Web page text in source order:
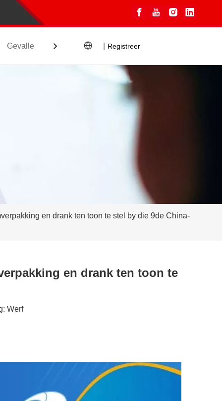
Gevalle Blogs KontakRegistreer
en drank ten toon te stel by die 9de China-
en drank ten toon te
Werf